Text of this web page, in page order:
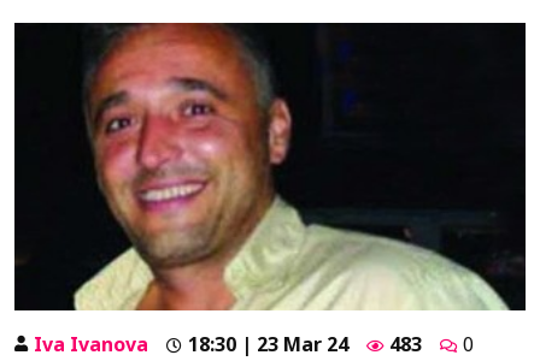
Iva Ivanova 18:30 | 23 Mar 24 483 0